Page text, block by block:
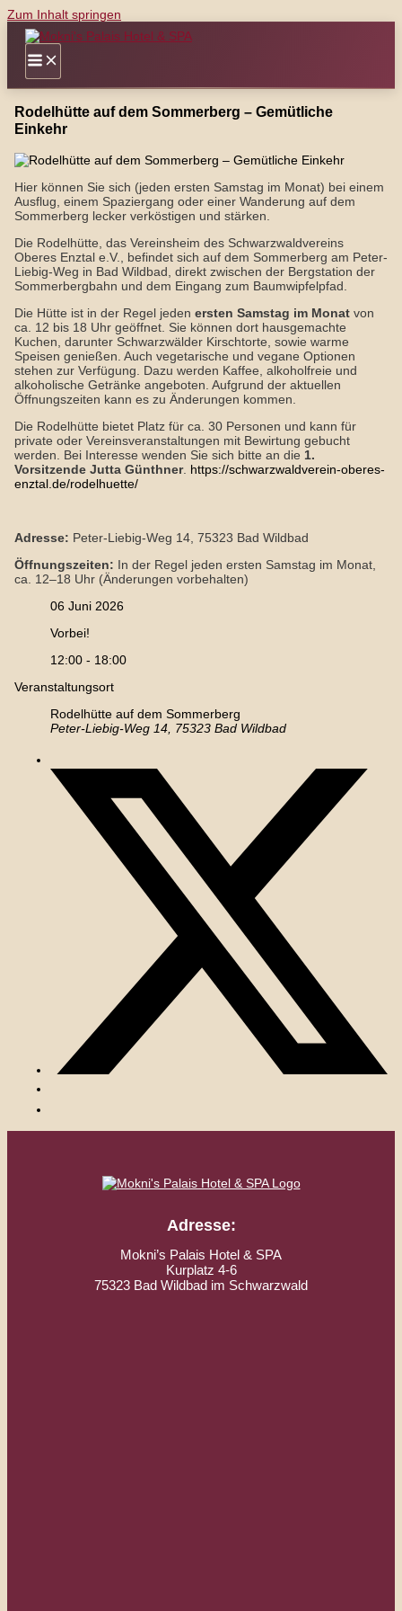
Zum Inhalt springen
Rodelhütte auf dem Sommerberg – Gemütliche
Einkehr
Hier können Sie sich (jeden ersten Samstag im Monat) bei einem
Ausflug, einem Spaziergang oder einer Wanderung auf dem
Sommerberg lecker verköstigen und stärken.
Die Rodelhütte, das Vereinsheim des Schwarzwaldvereins
Oberes Enztal e.V., befindet sich auf dem Sommerberg am Peter-
Liebig-Weg in Bad Wildbad, direkt zwischen der Bergstation der
Sommerbergbahn und dem Eingang zum Baumwipfelpfad.
Die Hütte ist in der Regel jeden ersten Samstag im Monatvon
ca. 12 bis 18 Uhr geöffnet. Sie können dort hausgemachte
Kuchen, darunter Schwarzwälder Kirschtorte, sowie warme
Speisen genießen. Auch vegetarische und vegane Optionen
stehen zur Verfügung. Dazu werden Kaffee, alkoholfreie und
alkoholische Getränke angeboten. Aufgrund der aktuellen
Öffnungszeiten kann es zu Änderungen kommen.
Die Rodelhütte bietet Platz für ca. 30 Personen und kann für
private oder Vereinsveranstaltungen mit Bewirtung gebucht
werden. Bei Interesse wenden Sie sich bitte an die 1.
Vorsitzende Jutta Günthner. https://schwarzwaldverein-oberes-
enztal.de/rodelhuette/
Adresse: Peter-Liebig-Weg 14, 75323 Bad Wildbad
Öffnungszeiten: In der Regel jeden ersten Samstag im Monat,
ca. 12–18 Uhr (Änderungen vorbehalten)
06 Juni 2026
Vorbei!
12:00 - 18:00
Veranstaltungsort
Rodelhütte auf dem Sommerberg
Peter-Liebig-Weg 14, 75323 Bad Wildbad
Adresse:
Mokni’s Palais Hotel & SPA
Kurplatz 4-6
75323 Bad Wildbad im Schwarzwald